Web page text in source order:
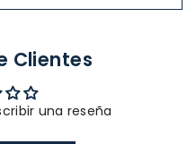
Clientes
una reseña